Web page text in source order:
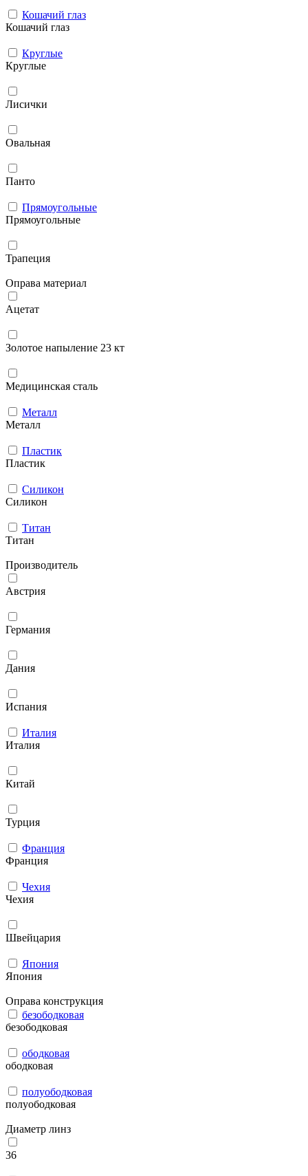
Кошачий глаз
Кошачий глаз
Круглые
Круглые
Лисички
Овальная
Панто
Прямоугольные
Прямоугольные
Трапеция
Оправа материал
Ацетат
Золотое напыление 23 кт
Медицинская сталь
Металл
Металл
Пластик
Пластик
Силикон
Силикон
Титан
Титан
Производитель
Австрия
Германия
Дания
Испания
Италия
Италия
Китай
Турция
Франция
Франция
Чехия
Чехия
Швейцария
Япония
Япония
Оправа конструкция
безободковая
безободковая
ободковая
ободковая
полуободковая
полуободковая
Диаметр линз
36